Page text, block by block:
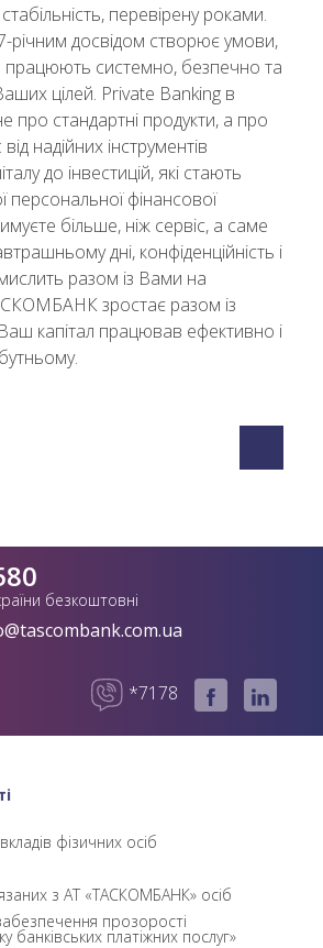
перевірену роками.
річним досвідом створює умови,
працюють системно, безпечно та
цілей. Private Banking в
стандартні продукти, а про
надійних інструментів
до інвестицій, які стають
фінансової
більше, ніж сервіс, а саме
дні, конфіденційність і
разом із Вами на
зростає разом із
капітал працював ефективно і
безкоштовні
*7178
фізичних осіб
з АТ «ТАСКОМБАНК» осіб
прозорості
банківських платіжних послуг»